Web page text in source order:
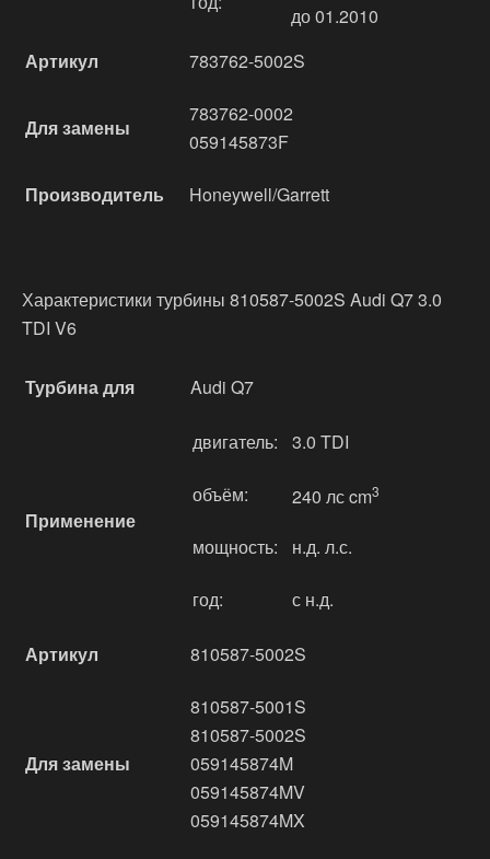
до 01.2010
Артикул
783762-5002S
Для замены
783762-0002
059145873F
Производитель Honeywell/Garrett
Характеристики турбины 810587-5002S Audi Q7 3.0
TDI V6
Турбина для Audi Q7
Применение
двигатель: 3.0 TDI
объём: 240 лс cm3
мощность: н.д. л.с.
год: с н.д.
Артикул 810587-5002S
Для замены
810587-5001S
810587-5002S
059145874M
059145874MV
059145874MX